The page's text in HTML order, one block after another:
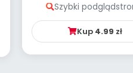
Szybki podgląd
Kup 4.99 zł